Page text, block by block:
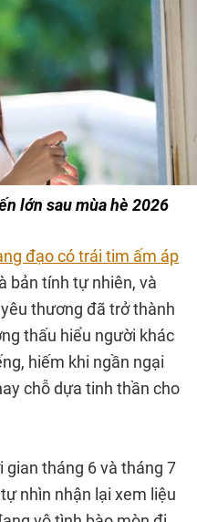
lớn sau mùa hè 2026
đạo có trái tim ấm áp
bản tính tự nhiên, và
thương đã trở thành
thấu hiểu người khác
hiếm khi ngần ngại
chỗ dựa tinh thần cho
gian tháng 6 và tháng 7
nhìn nhận lại xem liệu